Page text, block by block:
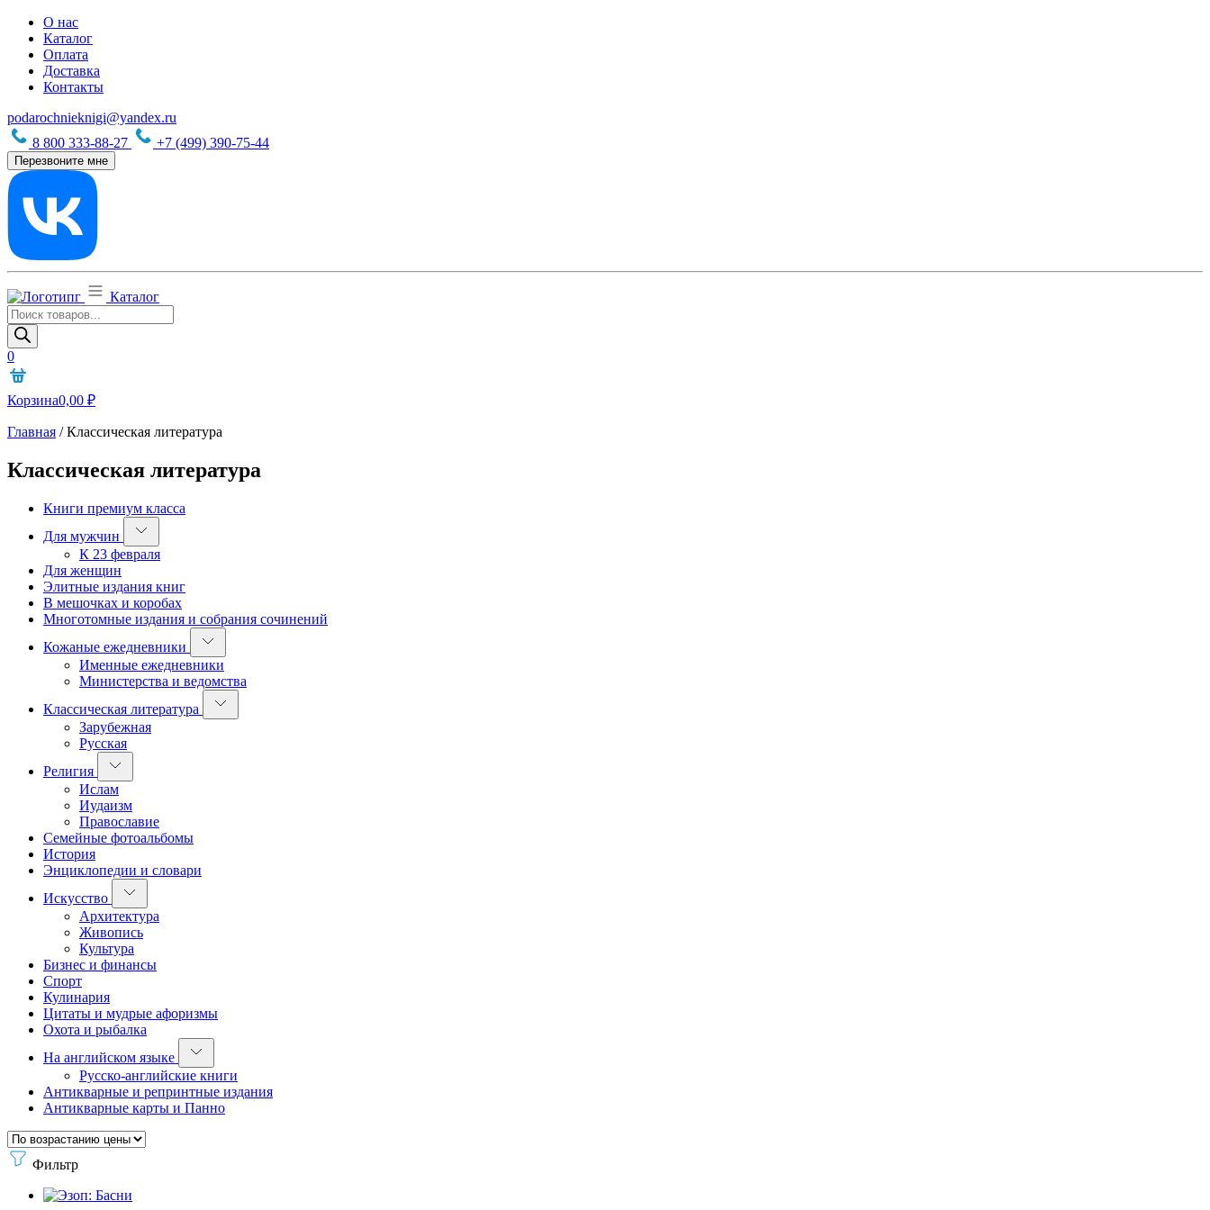
О нас
Каталог
Оплата
Доставка
Контакты
podarochnieknigi@yandex.ru
8 800 333-88-27
+7 (499) 390-75-44
Перезвоните мне
Каталог
Поиск
товаров
0
Корзина0,00 ₽
Главная /Классическая литература
Классическая литература
Книги премиум класса
Для мужчин
К 23 февраля
Для женщин
Элитные издания книг
В мешочках и коробах
Многотомные издания и собрания сочинений
Кожаные ежедневники
Именные ежедневники
Министерства и ведомства
Классическая литература
Зарубежная
Русская
Религия
Ислам
Иудаизм
Православие
Семейные фотоальбомы
История
Энциклопедии и словари
Искусство
Архитектура
Живопись
Культура
Бизнес и финансы
Спорт
Кулинария
Цитаты и мудрые афоризмы
Охота и рыбалка
На английском языке
Русско-английские книги
Антикварные и репринтные издания
Антикварные карты и Панно
Фильтр